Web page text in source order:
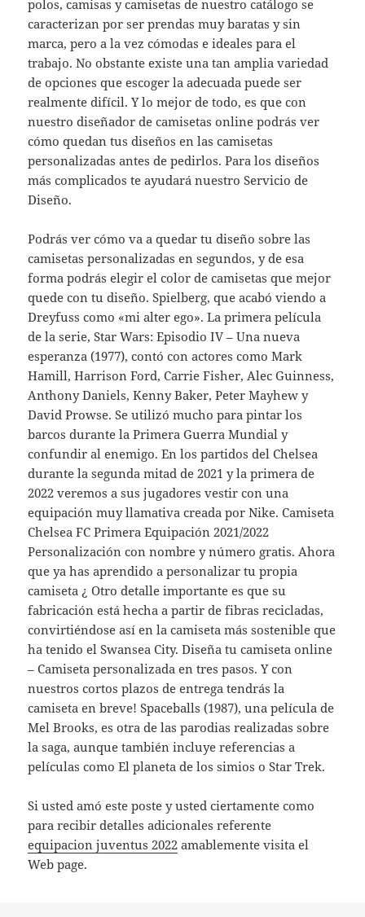
polos, camisas y camisetas de nuestro catálogo se
caracterizan por ser prendas muy baratas y sin
marca, pero a la vez cómodas e ideales para el
trabajo. No obstante existe una tan amplia variedad
de opciones que escoger la adecuada puede ser
realmente difícil. Y lo mejor de todo, es que con
nuestro diseñador de camisetas online podrás ver
cómo quedan tus diseños en las camisetas
personalizadas antes de pedirlos. Para los diseños
más complicados te ayudará nuestro Servicio de
Diseño.
Podrás ver cómo va a quedar tu diseño sobre las
camisetas personalizadas en segundos, y de esa
forma podrás elegir el color de camisetas que mejor
quede con tu diseño. Spielberg, que acabó viendo a
Dreyfuss como «mi alter ego». La primera película
de la serie, Star Wars: Episodio IV – Una nueva
esperanza (1977), contó con actores como Mark
Hamill, Harrison Ford, Carrie Fisher, Alec Guinness,
Anthony Daniels, Kenny Baker, Peter Mayhew y
David Prowse. Se utilizó mucho para pintar los
barcos durante la Primera Guerra Mundial y
confundir al enemigo. En los partidos del Chelsea
durante la segunda mitad de 2021 y la primera de
2022 veremos a sus jugadores vestir con una
equipación muy llamativa creada por Nike. Camiseta
Chelsea FC Primera Equipación 2021/2022
Personalización con nombre y número gratis. Ahora
que ya has aprendido a personalizar tu propia
camiseta ¿ Otro detalle importante es que su
fabricación está hecha a partir de fibras recicladas,
convirtiéndose así en la camiseta más sostenible que
ha tenido el Swansea City. Diseña tu camiseta online
– Camiseta personalizada en tres pasos. Y con
nuestros cortos plazos de entrega tendrás la
camiseta en breve! Spaceballs (1987), una película de
Mel Brooks, es otra de las parodias realizadas sobre
la saga, aunque también incluye referencias a
películas como El planeta de los simios o Star Trek.
Si usted amó este poste y usted ciertamente como
para recibir detalles adicionales referente
equipacion juventus 2022 amablemente visita el
Web page.